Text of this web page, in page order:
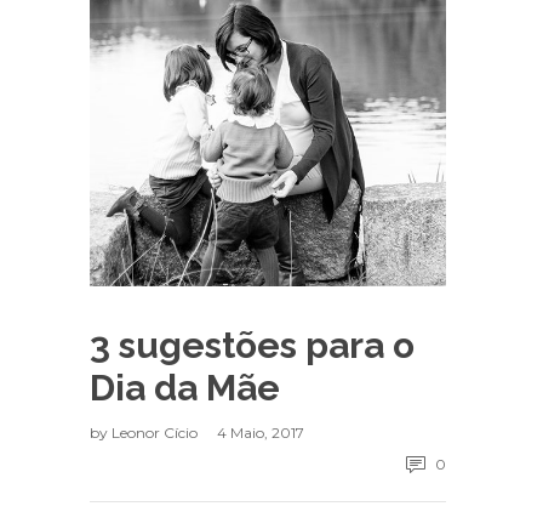
3 sugestões para o
Dia da Mãe
by Leonor Cício
4 Maio, 2017
0